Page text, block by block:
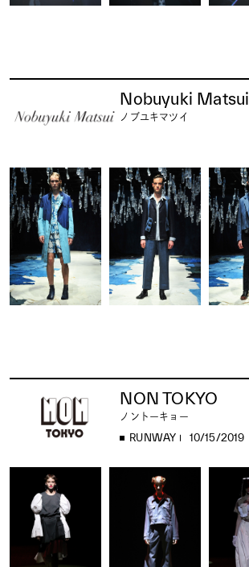
Nobuyuki Matsui
ノブユキマツイ
NON TOKYO
ノントーキョー
RUNWAY 10/15/2019